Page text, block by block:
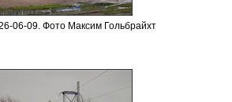
06-09. Фото Максим Гольбрайхт